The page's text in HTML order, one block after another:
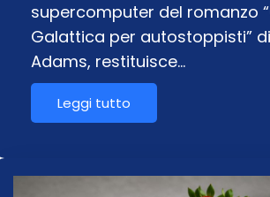
supercomputer del romanzo
Galattica per autostoppisti”
Adams, restituisce…
Leggi tutto